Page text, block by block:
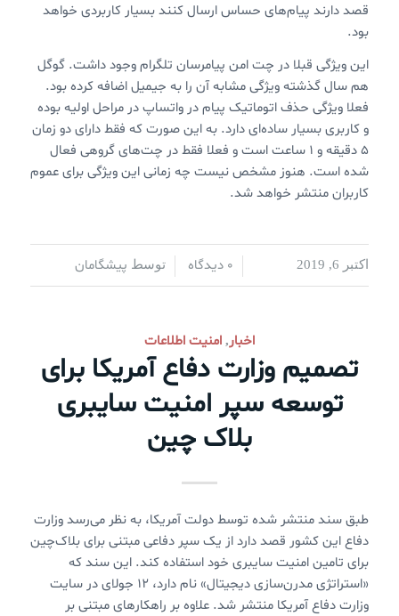
قصد دارند پیام‌های حساس ارسال کنند بسیار کاربردی خواهد
بود.
این ویژگی قبلا در چت امن پیامرسان تلگرام وجود داشت. گوگل
هم سال گذشته ویژگی مشابه آن را به جیمیل اضافه کرده بود.
فعلا ویژگی حذف اتوماتیک پیام در واتساپ در مراحل اولیه بوده
و کاربری بسیار ساده‌ای دارد. به این صورت که فقط دارای دو زمان
۵ دقیقه و ۱ ساعت است و فعلا فقط در چت‌های گروهی فعال
شده است. هنوز مشخص نیست چه زمانی این ویژگی برای عموم
کاربران منتشر خواهد شد.
اکتبر 6, 2019 / 0 دیدگاه/ توسط پیشگامان
اخبار, امنیت اطلاعات
تصمیم وزارت دفاع آمریکا برای
توسعه سپر امنیت سایبری
بلاک چین
طبق سند منتشر شده توسط دولت آمریکا، به نظر می‌رسد وزارت
دفاع این کشور قصد دارد از یک سپر دفاعی مبتنی برای بلاک‌چین
برای تامین امنیت سایبری خود استفاده کند. این سند که
«استراتژی مدرن‌سازی دیجیتال» نام دارد، ۱۲ جولای در سایت
وزارت دفاع آمریکا منتشر شد. علاوه بر راهکارهای مبتنی بر